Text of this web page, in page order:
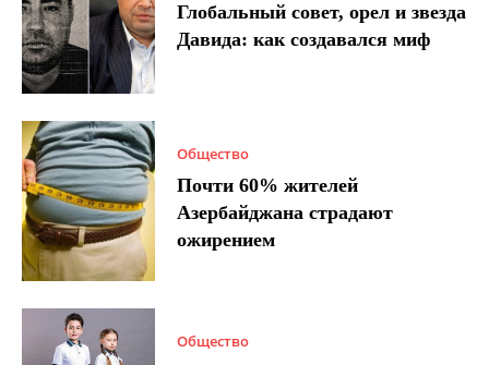
Глобальный совет, орел и звезда
Давида: как создавался миф
Общество
Почти 60% жителей
Азербайджана страдают
ожирением
Общество